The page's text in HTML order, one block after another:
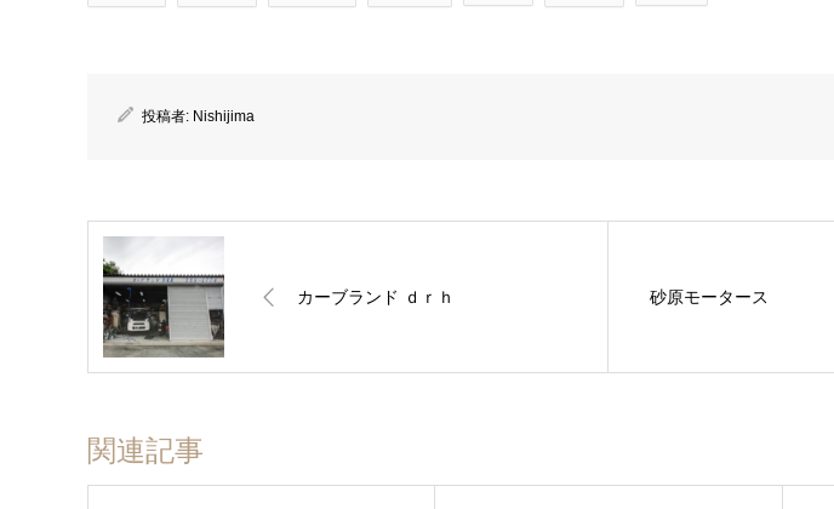
投稿者: Nishijima
カーブランド ｄｒｈ 砂原モータース
関連記事